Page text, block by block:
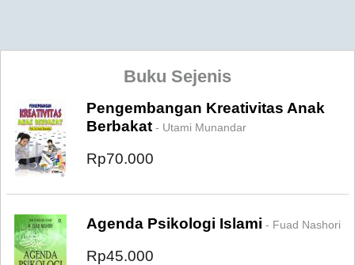
Buku Sejenis
Pengembangan Kreativitas Anak
Berbakat - Utami Munandar
Rp70.000
Agenda Psikologi Islami - Fuad Nashori
Rp45.000